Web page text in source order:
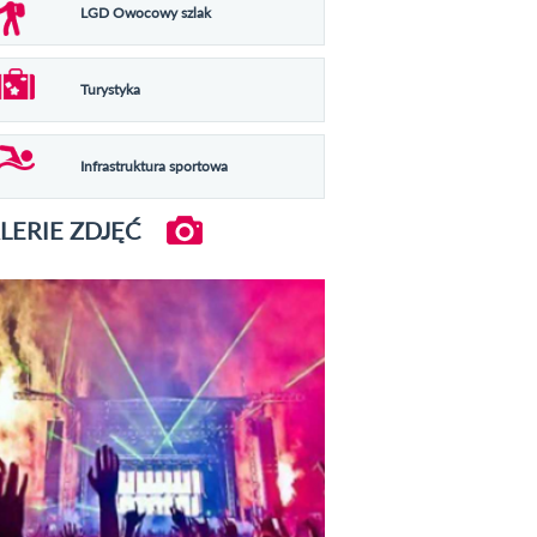
LGD Owocowy szlak
Turystyka
Infrastruktura sportowa
ZDJĘĆ